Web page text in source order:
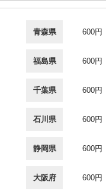
青森県 600円
福島県 600円
千葉県 600円
石川県 600円
静岡県 600円
大阪府 600円